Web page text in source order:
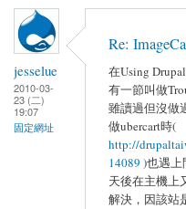
jesselue
2010-03-
23 (二)
19:07
固定網址
Re:
在Using
有一節叫做
雖讀過但沒做
做ubercart時(
http://
14089 )也遇
天後在主機上
解決，因該站